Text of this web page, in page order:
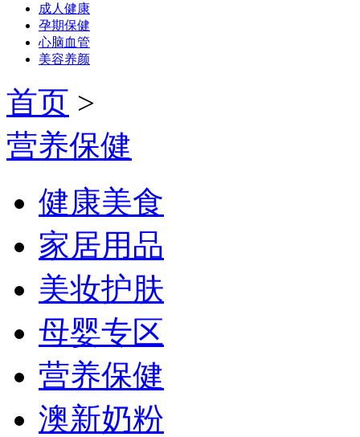
成人健康
孕期保健
心脑血管
美容养颜
首页 >
营养保健
健康美食
家居用品
美妆护肤
母婴专区
营养保健
澳新奶粉